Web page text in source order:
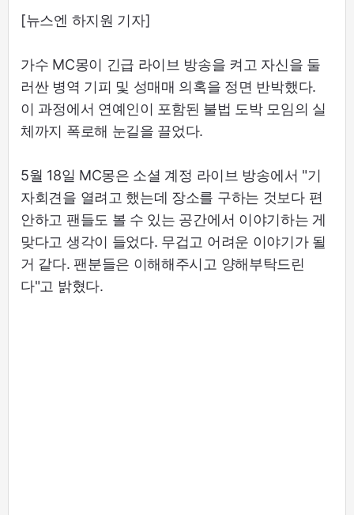
[뉴스엔 하지원 기자]
가수 MC몽이 긴급 라이브 방송을 켜고 자신을 둘
러싼 병역 기피 및 성매매 의혹을 정면 반박했다.
이 과정에서 연예인이 포함된 불법 도박 모임의 실
체까지 폭로해 눈길을 끌었다.
5월 18일 MC몽은 소셜 계정 라이브 방송에서 "기
자회견을 열려고 했는데 장소를 구하는 것보다 편
안하고 팬들도 볼 수 있는 공간에서 이야기하는 게
맞다고 생각이 들었다. 무겁고 어려운 이야기가 될
거 같다. 팬분들은 이해해주시고 양해부탁드린
다"고 밝혔다.